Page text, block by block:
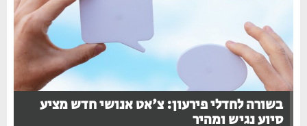
בשורה לחדלי פירעון: צ'אט אנושי חדש מציע
סיוע נגיש ומהיר